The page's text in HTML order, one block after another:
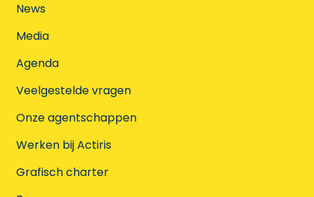
News
Media
Agenda
Veelgestelde vragen
Onze agentschappen
Werken bij Actiris
Grafisch charter